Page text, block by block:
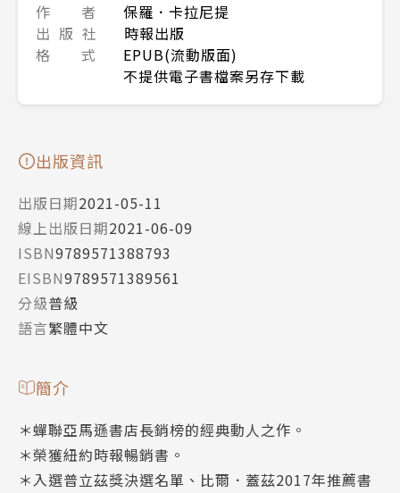
作 者
保羅．卡拉尼提
出 版 社
時報出版
格 式
EPUB(流動版面)
不提供電子書檔案另存下載
出版資訊
出版日期2021-05-11
線上出版日期2021-06-09
ISBN9789571388793
EISBN9789571389561
分級普級
語言繁體中文
簡介
＊蟬聯亞馬遜書店長銷榜的經典動人之作。
＊榮獲紐約時報暢銷書。
＊入選普立茲獎決選名單、比爾．蓋茲2017年推薦書